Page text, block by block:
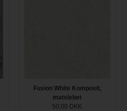
Fusion White Komposit,
matslebet
50,00 DKK